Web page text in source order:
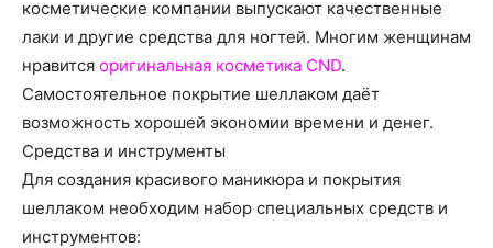
косметические компании выпускают качественные
лаки и другие средства для ногтей. Многим женщинам
нравится оригинальная косметика CND.
Самостоятельное покрытие шеллаком даёт
возможность хорошей экономии времени и денег.
Средства и инструменты
Для создания красивого маникюра и покрытия
шеллаком необходим набор специальных средств и
инструментов: